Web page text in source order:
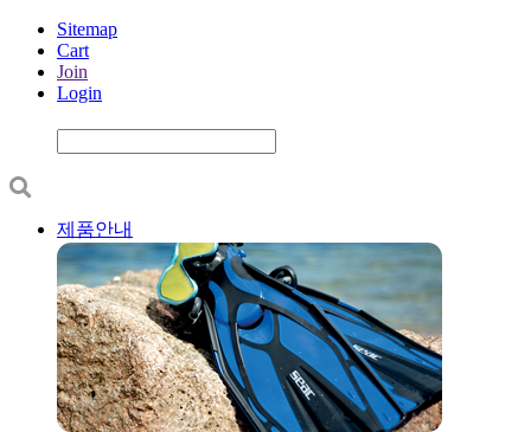
Sitemap
Cart
Join
Login
제품안내